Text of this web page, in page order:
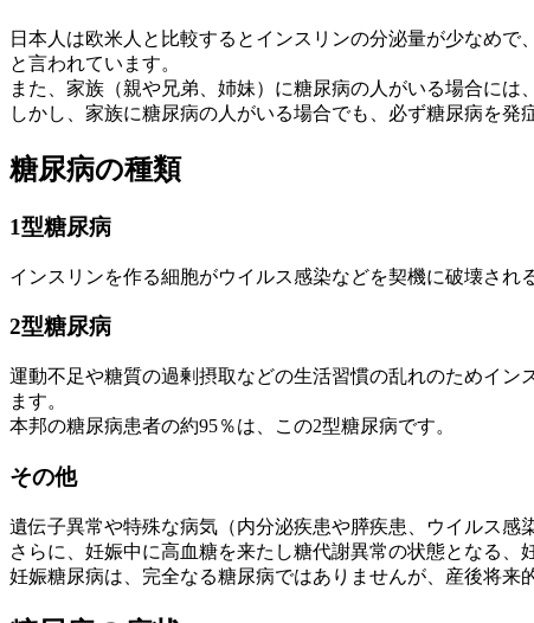
日本人は欧米人と比較するとインスリンの分泌量が少なめ
と言われています。
また、家族（親や兄弟、姉妹）に糖尿病の人がいる場合には
しかし、家族に糖尿病の人がいる場合でも、必ず糖尿病を発
糖尿病の種類
1型糖尿病
インスリンを作る細胞がウイルス感染などを契機に破壊され
2型糖尿病
運動不足や糖質の過剰摂取などの生活習慣の乱れのためイ
ます。
本邦の糖尿病患者の約95％は、この2型糖尿病です。
その他
遺伝子異常や特殊な病気（内分泌疾患や膵疾患、ウイルス感
さらに、妊娠中に高血糖を来たし糖代謝異常の状態となる、
妊娠糖尿病は、完全なる糖尿病ではありませんが、産後将来